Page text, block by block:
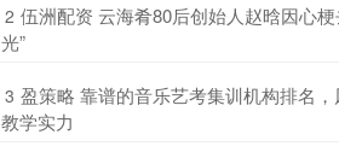
2 伍洲配资 云海肴80后创始人赵晗因心
光”
3 盈策略 靠谱的音乐艺考集训机构排名
教学实力